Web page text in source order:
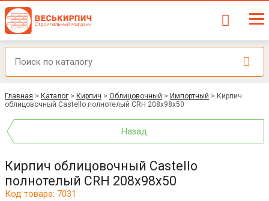
Главная > Каталог > Кирпич > Облицовочный > Импортный > Кирпич
облицовочный Castello полнотелый CRH 208x98x50
Назад
Кирпич облицовочный Castello
полнотелый CRH 208x98x50
Код товара: 7031